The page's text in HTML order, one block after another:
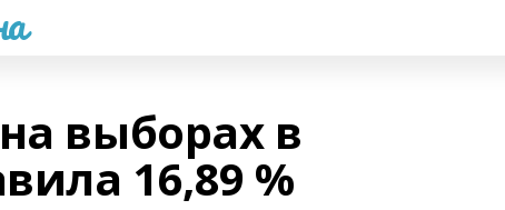
выборах в
16,89 %